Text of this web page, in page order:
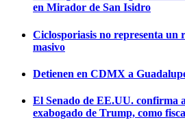
en Mirador de San Isidro
Ciclosporiasis no representa un
masivo
Detienen en CDMX a
El Senado de EE.UU. confirma
exabogado de Trump, como